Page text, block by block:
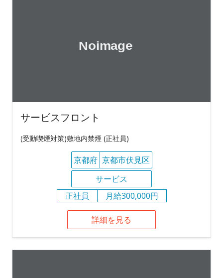
サービスフロント
(受動喫煙対策)敷地内禁煙 (正社員)
京都府 京都市伏見区
サービス
正社員
月給300,000円
詳細を見る